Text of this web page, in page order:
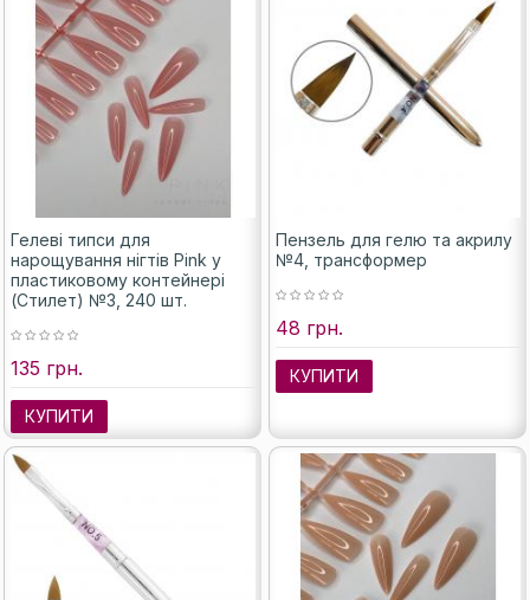
Гелеві типси для
нарощування нігтів Pink у
пластиковому контейнері
(Стилет) №3, 240 шт.
135 грн.
КУПИТИ
Пензель для гелю та акрилу
№4, трансформер
48 грн.
КУПИТИ